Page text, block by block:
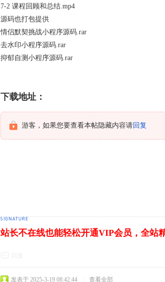
7-2 课程回顾和总结.mp4
源码也打包提供
情侣默契挑战小程序源码.rar
去水印小程序源码.rar
抑郁自测小程序源码.rar
下载地址：
游客，如果您要查看本帖隐藏内容请回复
站长不在线也能轻松开通VIP会员，全站
发表于 2025-3-19 08:42:44 查看全部